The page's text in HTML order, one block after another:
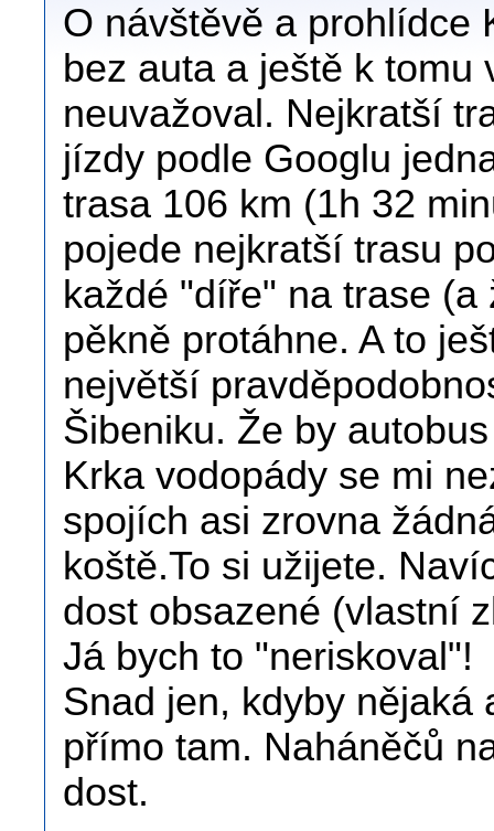
O návštěvě a prohlídce
bez auta a ještě k
neuvažoval. Nejkratší
jízdy podle Googlu
trasa 106 km (1h 32
pojede nejkratší trasu
každé "díře" na trase
pěkně protáhne. A to
největší
Šibeniku. Že by
Krka vodopády se mi
spojích asi zrovna
koště.To si užijete.
dost obsazené (vlastní
Já bych to "neriskoval"!
Snad jen, kdyby nějaká
přímo tam. Naháněčů
dost.